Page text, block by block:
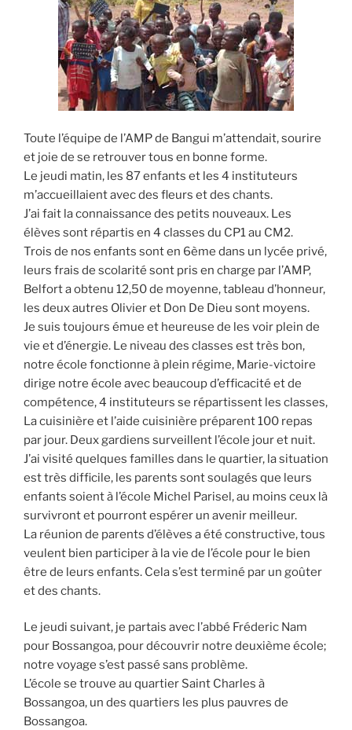
Toute l’équipe de l’AMP de Bangui m’attendait, sourire
et joie de se retrouver tous en bonne forme.
Le jeudi matin, les 87 enfants et les 4 instituteurs
m’accueillaient avec des fleurs et des chants.
J’ai fait la connaissance des petits nouveaux. Les
élèves sont répartis en 4 classes du CP1 au CM2.
Trois de nos enfants sont en 6ème dans un lycée privé,
leurs frais de scolarité sont pris en charge par l’AMP,
Belfort a obtenu 12,50 de moyenne, tableau d’honneur,
les deux autres Olivier et Don De Dieu sont moyens.
Je suis toujours émue et heureuse de les voir plein de
vie et d’énergie. Le niveau des classes est très bon,
notre école fonctionne à plein régime, Marie-victoire
dirige notre école avec beaucoup d’efficacité et de
compétence, 4 instituteurs se répartissent les classes,
La cuisinière et l’aide cuisinière préparent 100 repas
par jour. Deux gardiens surveillent l’école jour et nuit.
J’ai visité quelques familles dans le quartier, la situation
est très difficile, les parents sont soulagés que leurs
enfants soient à l’école Michel Parisel, au moins ceux là
survivront et pourront espérer un avenir meilleur.
La réunion de parents d’élèves a été constructive, tous
veulent bien participer à la vie de l’école pour le bien
être de leurs enfants. Cela s’est terminé par un goûter
et des chants.
Le jeudi suivant, je partais avec l’abbé Fréderic Nam
pour Bossangoa, pour découvrir notre deuxième école;
notre voyage s’est passé sans problème.
L’école se trouve au quartier Saint Charles à
Bossangoa, un des quartiers les plus pauvres de
Bossangoa.